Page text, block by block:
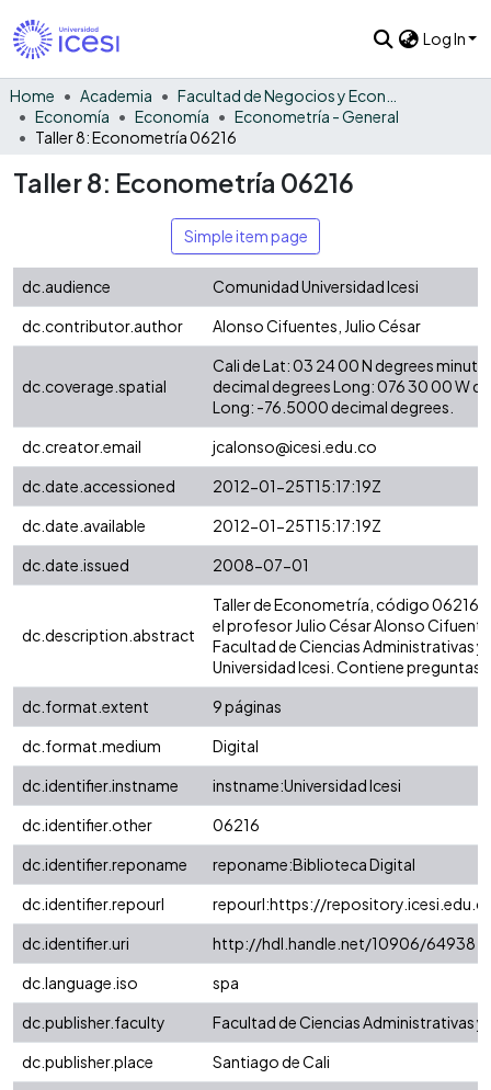
Log In
Home Academia
Economía
Economía
Econometría - General
Taller 8: Econometría 06216
Taller 8: Econometría 06216
Simple item page
dc.audience
Comunidad Universidad Icesi
dc.contributor.author
Alonso Cifuentes, Julio César
dc.coverage.spatial
Cali de Lat: 03 24 00 N degrees
decimal degrees Long: 076 30 00 W
Long: -76.5000 decimal degrees.
dc.creator.email
jcalonso@icesi.edu.co
dc.date.accessioned
2012-01-25T15:17:19Z
dc.date.available
2012-01-25T15:17:19Z
dc.date.issued
2008-07-01
dc.description.abstract
Taller de Econometría, código 06216.
el profesor Julio César Alonso
Facultad de Ciencias Administrativas
Universidad Icesi. Contiene preguntas
dc.format.extent
9 páginas
dc.format.medium
Digital
dc.identifier.instname
instname:Universidad Icesi
dc.identifier.other
06216
dc.identifier.reponame
reponame:Biblioteca Digital
dc.identifier.repourl
repourl:https://
dc.identifier.uri
http://hdl.handle.net/10906/64938
dc.language.iso
spa
dc.publisher.faculty
Facultad de Ciencias Administrativas
dc.publisher.place
Santiago de Cali